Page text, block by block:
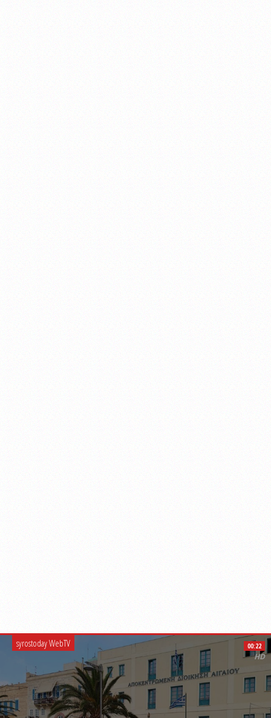
syrostoday WebTV 00:22
HD